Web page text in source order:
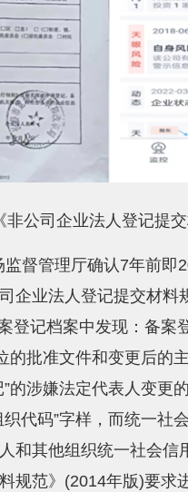
公司企业法人登记提
督管理厅确认7年前即
企业法人登记提交材
登记档案中发现：备案
的批准文件和变更后的
的涉嫌法定代表人变更
代码”字样，而统一社
和其他组织统一社会
规范》(2014年版)要求